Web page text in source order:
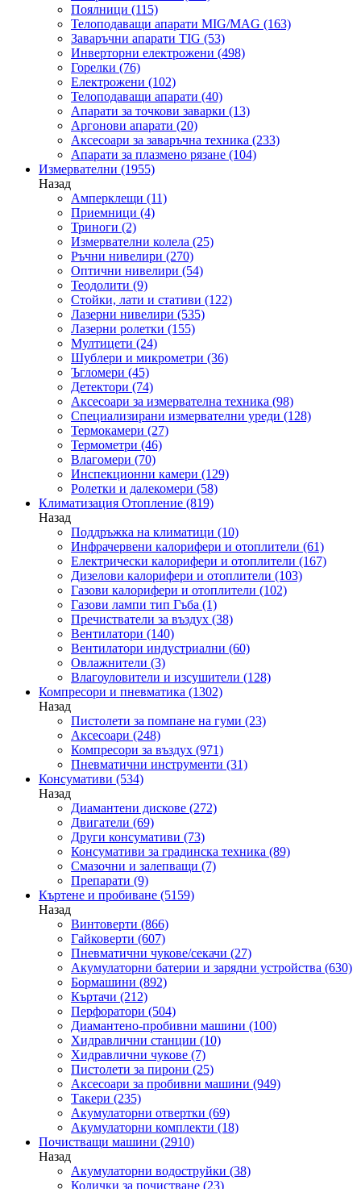
Поялници (115)
Телоподаващи апарати MIG/MAG (163)
Заваръчни апарати TIG (53)
Инверторни електрожени (498)
Горелки (76)
Електрожени (102)
Телоподаващи апарати (40)
Апарати за точкови заварки (13)
Аргонови апарати (20)
Аксесоари за заваръчна техника (233)
Апарати за плазмено рязане (104)
Измервателни (1955)
Назад
Амперклещи (11)
Приемници (4)
Триноги (2)
Измервателни колела (25)
Ръчни нивелири (270)
Оптични нивелири (54)
Теодолити (9)
Стойки, лати и стативи (122)
Лазерни нивелири (535)
Лазерни ролетки (155)
Мултицети (24)
Шублери и микрометри (36)
Ъгломери (45)
Детектори (74)
Аксесоари за измервателна техника (98)
Специализирани измервателни уреди (128)
Термокамери (27)
Термометри (46)
Влагомери (70)
Инспекционни камери (129)
Ролетки и далекомери (58)
Климатизация Отопление (819)
Назад
Поддръжка на климатици (10)
Инфрачервени калорифери и отоплители (61)
Електрически калорифери и отоплители (167)
Дизелови калорифери и отоплители (103)
Газови калорифери и отоплители (102)
Газови лампи тип Гъба (1)
Пречистватели за въздух (38)
Вентилатори (140)
Вентилатори индустриални (60)
Овлажнители (3)
Влагоуловители и изсушители (128)
Компресори и пневматика (1302)
Назад
Пистолети за помпане на гуми (23)
Аксесоари (248)
Компресори за въздух (971)
Пневматични инструменти (31)
Консумативи (534)
Назад
Диамантени дискове (272)
Двигатели (69)
Други консумативи (73)
Консумативи за градинска техника (89)
Смазочни и залепващи (7)
Препарати (9)
Къртене и пробиване (5159)
Назад
Винтоверти (866)
Гайковерти (607)
Пневматични чукове/секачи (27)
Акумулаторни батерии и зарядни устройства (630)
Бормашини (892)
Къртачи (212)
Перфоратори (504)
Диамантено-пробивни машини (100)
Хидравлични станции (10)
Хидравлични чукове (7)
Пистолети за пирони (25)
Аксесоари за пробивни машини (949)
Такери (235)
Акумулаторни отвертки (69)
Акумулаторни комплекти (18)
Почистващи машини (2910)
Назад
Акумулаторни водоструйки (38)
Колички за почистване (23)